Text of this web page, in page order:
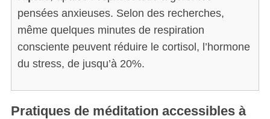
pensées anxieuses. Selon des recherches,
même quelques minutes de respiration
consciente peuvent réduire le cortisol, l’hormone
du stress, de jusqu’à 20%.
Pratiques de méditation accessibles à